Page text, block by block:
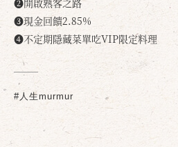
❷開啟熟客之路
❸現金回饋2.85%
❹不定期隱藏菜單吃VIP限定料理
#人生murmur